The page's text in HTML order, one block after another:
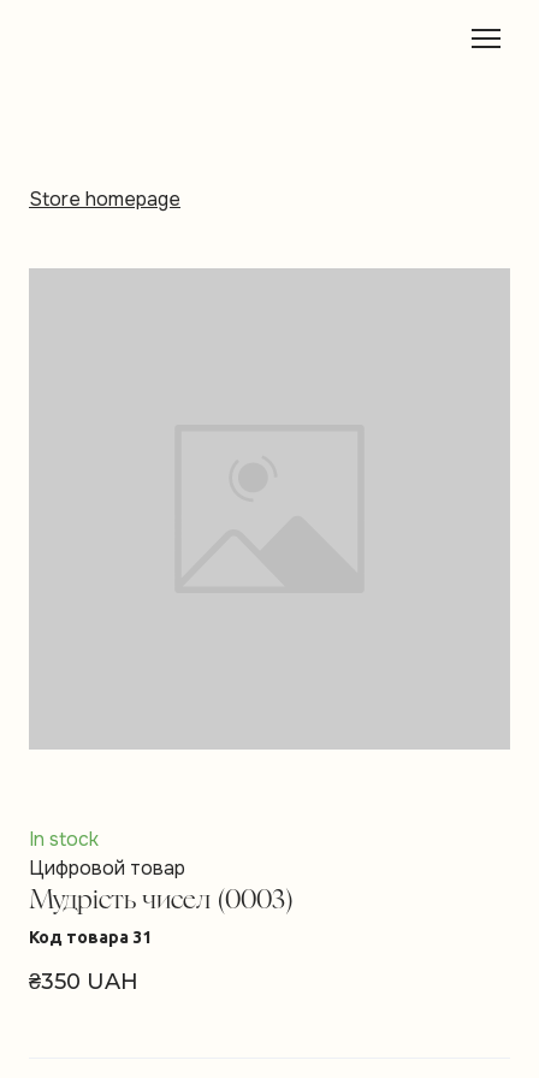
Store homepage
In stock
Цифровой товар
Мудрість чисел (0003)
Код товара 31
₴350 UAH